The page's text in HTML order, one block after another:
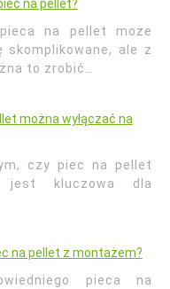
na pellet?
pieca na pellet może
skomplikowane, ale z
to zrobić…
można wyłączać na
czy piec na pellet
jest kluczowa dla
na pellet z montażem?
pieca na